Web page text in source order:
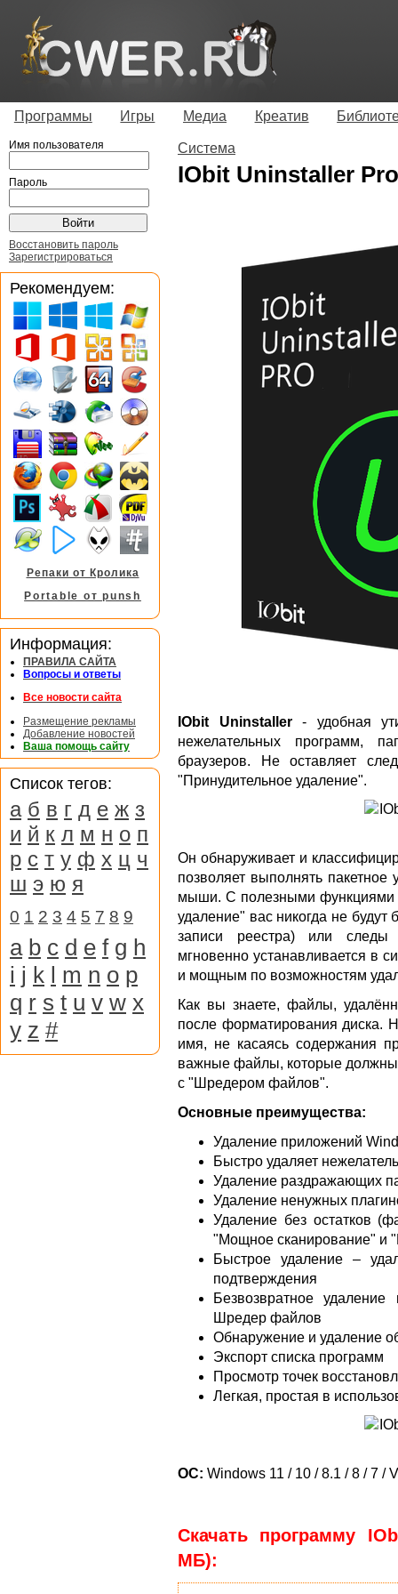
Программы Игры Медиа Креатив
Система
IObit Uninstaller
IObit Uninstaller- удобная
нежелательных программ,
браузеров. Не оставляет
"Принудительное удаление".
Он обнаруживает и
позволяет выполнять
мыши. С полезными функциями
удаление" вас никогда не
записи реестра) или следы
мгновенно устанавливается в
и мощным по возможностям
Как вы знаете, файлы,
после форматирования диска.
имя, не касаясь содержания
важные файлы, которые
с "Шредером файлов".
Основные преимущества:
Удаление приложений
Быстро удаляет
Удаление раздражающих
Удаление ненужных
Удаление без остатков
"Мощное сканирование" и
Быстрое удаление –
подтверждения
Безвозвратное
Шредер файлов
Обнаружение и удаление
Экспорт списка программ
Просмотр точек
Легкая, простая в
ОС: Windows 11 / 10 / 8.1 / 8 / 7 /
Скачать программу
МБ):
Имя пользователя
Пароль
Восстановить пароль
Зарегистрироваться
Рекомендуем:
Репаки от Кролика
Portable от punsh
Информация:
ПРАВИЛА САЙТА
Вопросы и ответы
Все новости сайта
Размещение рекламы
Добавление новостей
Ваша помощь сайту
Список тегов:
а б в г д е ж з
и й к л м н о п
р с т у ф х ц ч
ш э ю я
0 1 2 3 4 5 7 8 9
a b c d e f g h
i j k l m n o p
q r s t u v w x
y z #